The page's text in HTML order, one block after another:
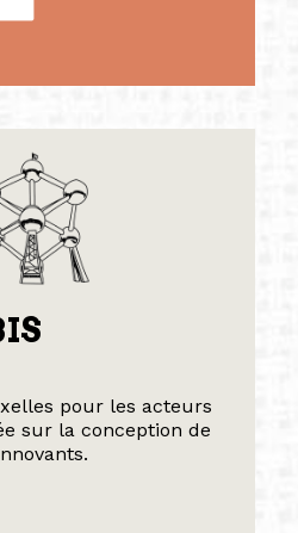
pour les acteurs
sur la conception de